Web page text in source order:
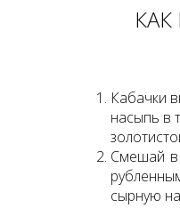
Кабачки
насыпь в
Смешай в
сырную